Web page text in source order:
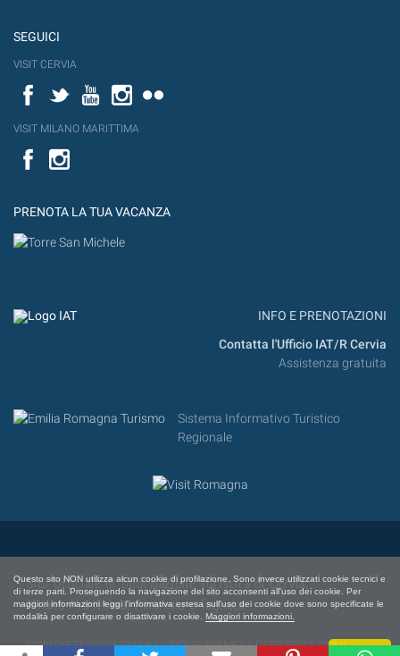
Questo sito NON utilizza alcun cookie di profilazione. Sono invece utilizzati cookie tecnici e
di terze parti. Proseguendo la navigazione del sito acconsenti all'uso dei cookie. Per
maggiori informazioni leggi l'informativa estesa sull'uso dei cookie dove sono specificate le
modalità per configurare o disattivare i cookie. Maggiori informazioni.
Chiudi
SEGUICI
VISIT CERVIA
FacebookTwitterYouTubeInstagram
VISIT MILANO MARITTIMA
Facebook
PRENOTA LA TUA VACANZA
INFO E PRENOTAZIONI
Contatta l'Ufficio IAT/R Cervia
Assistenza gratuita
Sistema Informativo Turistico
Regionale
Sito Ufficiale di Informazione Turistica di Cervia,
Milano Marittima, Pinarella e Tagliata
CONTATTI|CHI SIAMO|DOVE SIAMO|CERTIFICAZIONI